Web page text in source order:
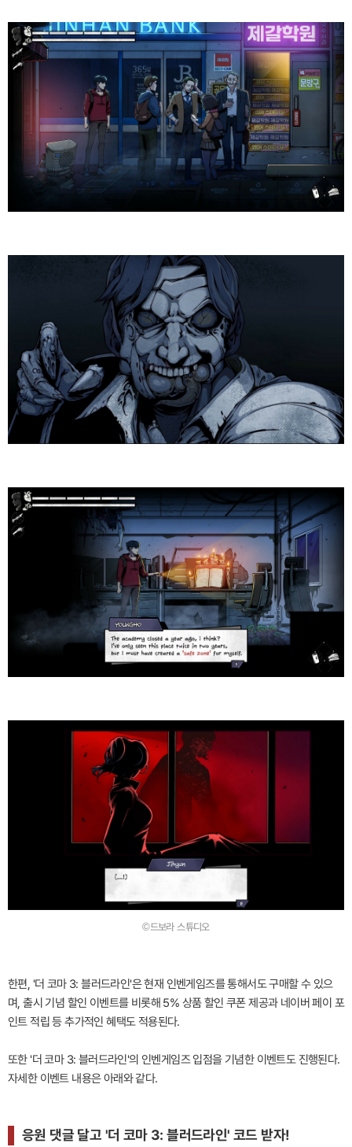
©드보라 스튜디오
한편, '더 코마 3: 블러드라인'은 현재 인벤게임즈를 통해서도 구매할 수 있으
며, 출시 기념 할인 이벤트를 비롯해 5% 상품 할인 쿠폰 제공과 네이버 페이 포
인트 적립 등 추가적인 혜택도 적용된다.
또한 '더 코마 3: 블러드라인'의 인벤게임즈 입점을 기념한 이벤트도 진행된다.
자세한 이벤트 내용은 아래와 같다.
응원 댓글 달고 '더 코마 3: 블러드라인' 코드 받자!